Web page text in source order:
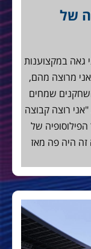
של
גאה במקצוענות
מרוצה מהם,
שמחים
רוצה קבוצה
של
היה פה מאז